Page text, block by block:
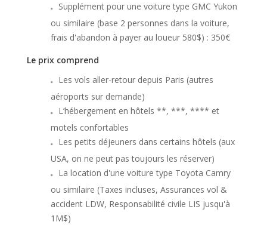
Supplément pour une voiture type GMC Yukon
ou similaire (base 2 personnes dans la voiture,
frais d'abandon à payer au loueur 580$) : 350€
Le prix comprend
Les vols aller-retour depuis Paris (autres
aéroports sur demande)
L’hébergement en hôtels **, ***, **** et
motels confortables
Les petits déjeuners dans certains hôtels (aux
USA, on ne peut pas toujours les réserver)
La location d'une voiture type Toyota Camry
ou similaire (Taxes incluses, Assurances vol &
accident LDW, Responsabilité civile LIS jusqu'à
1M$)